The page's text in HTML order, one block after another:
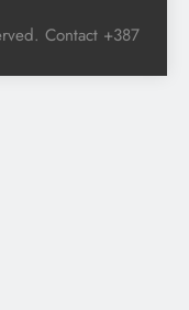
Contact +387